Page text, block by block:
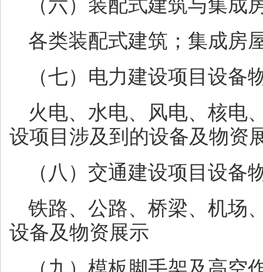
（六）装配式建筑与集成
各类装配式建筑；集成房
（七）电力建设项目设备
火电、水电、风电、核电
设项目涉及到的设备及物资
（八）交通建设项目设备
铁路、公路、桥梁、机场
设备及物资展示